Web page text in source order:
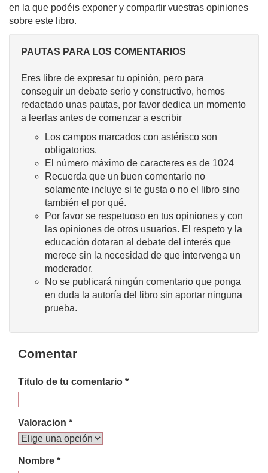
en la que podéis exponer y compartir vuestras opiniones
sobre este libro.
PAUTAS PARA LOS COMENTARIOS
Eres libre de expresar tu opinión, pero para
conseguir un debate serio y constructivo, hemos
redactado unas pautas, por favor dedica un momento
a leerlas antes de comenzar a escribir
Los campos marcados con astérisco son
obligatorios.
El número máximo de caracteres es de 1024
Recuerda que un buen comentario no
solamente incluye si te gusta o no el libro sino
también el por qué.
Por favor se respetuoso en tus opiniones y con
las opiniones de otros usuarios. El respeto y la
educación dotaran al debate del interés que
merece sin la necesidad de que intervenga un
moderador.
No se publicará ningún comentario que ponga
en duda la autoría del libro sin aportar ninguna
prueba.
Comentar
Titulo de tu comentario *
Valoracion *
Nombre *